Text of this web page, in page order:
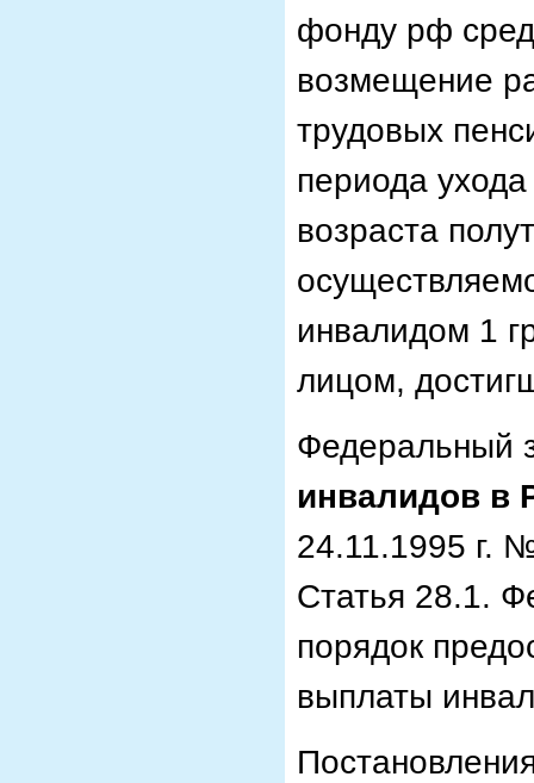
фонду рф
возмещение
трудовых
периода
возраста
инвалидом 1
лицом,
Федеральный
инвалидов в
24.11.1995 г.
Статья 28.1.
порядок
выплаты